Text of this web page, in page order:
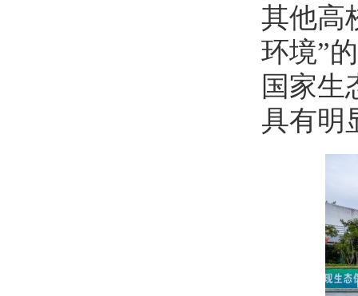
其他高
环境”
国家生
具有明